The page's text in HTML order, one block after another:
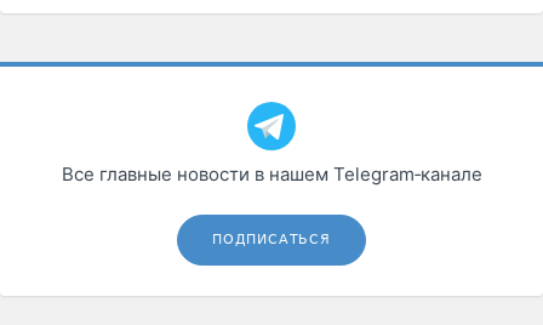
Все главные новости в нашем Telegram‑канале
ПОДПИСАТЬСЯ